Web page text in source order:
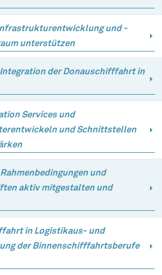
und -
unterstützen
der Donauschifffahrt in
Services und
und Schnittstellen
und
aktiv mitgestalten und
in Logistikaus- und
der Binnenschifffahrtsberufe